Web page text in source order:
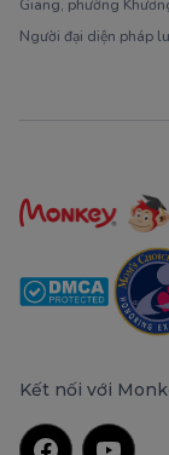
Giang, phường
Người đại diện pháp
Kết nối với